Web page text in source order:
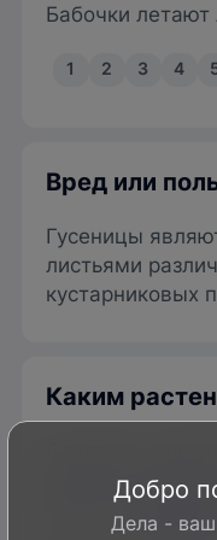
Бабочки летают
1 2 3 4
Вред или
Гусеницы
листьями
кустарниковых
Каким
Основные
малина,
вереск, борщевик
Добро
Дела -